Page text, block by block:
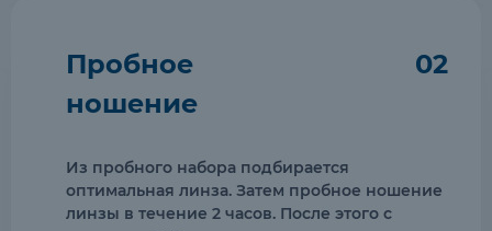
Пробное
ношение
02
Из пробного набора подбирается
оптимальная линза. Затем пробное ношение
линзы в течение 2 часов. После этого с